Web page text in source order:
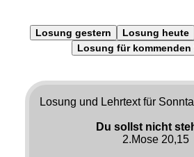
Losung gestern Losung heute
Losung für kommenden
Losung und Lehrtext für
Du sollst nicht
2.Mose 20,15